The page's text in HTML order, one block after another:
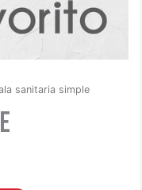
sanitaria simple